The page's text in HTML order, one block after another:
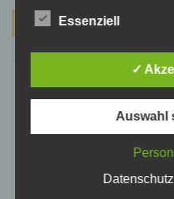
M
D M
3
4 5
12
19
zustehenden Rechte
Wir haben als für die
Maßnahmen
lückenlosen Schutz der
verarbeiteten
sicherzustellen.
Datenübertragungen
Sicherheitslücken
Schutz nicht
frei, personenbezogene
Essenziell
✓
Auswahl